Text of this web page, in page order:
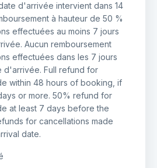
d'arrivée intervient dans 14
à hauteur de 50 %
effectuées au moins 7 jours
Aucun remboursement
effectuées dans les 7 jours
d'arrivée. Full refund for
within 48 hours of booking, if
or more. 50% refund for
at least 7 days before the
for cancellations made
date.